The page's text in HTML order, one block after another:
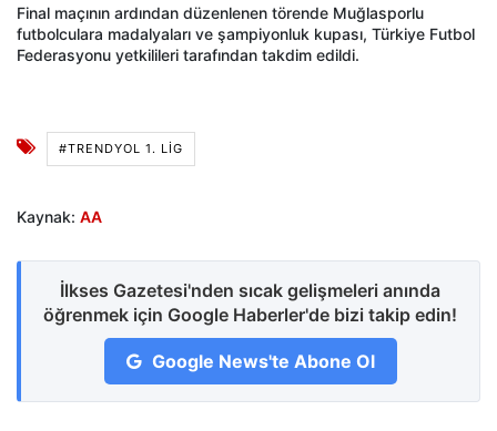
Final maçının ardından düzenlenen törende Muğlasporlu
futbolculara madalyaları ve şampiyonluk kupası, Türkiye Futbol
Federasyonu yetkilileri tarafından takdim edildi.
#TRENDYOL 1. LIG
Kaynak: AA
İlkses Gazetesi'nden sıcak gelişmeleri anında
öğrenmek için Google Haberler'de bizi takip edin!
Google News'te Abone Ol